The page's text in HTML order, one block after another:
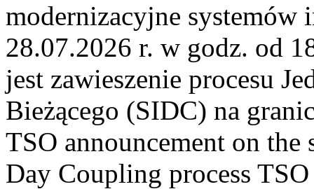
modernizacyjne
28.07.2026 r. w godz. od
jest zawieszenie procesu
Bieżącego (SIDC) na
TSO announcement on
Day Coupling process